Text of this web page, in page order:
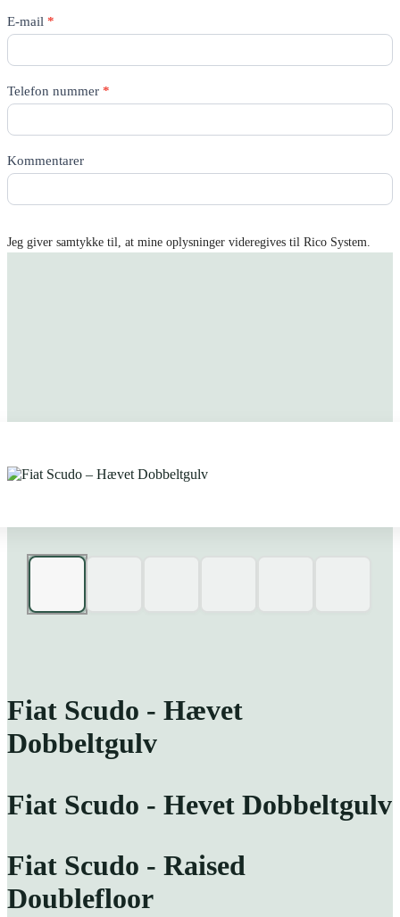
E-mail *
Telefon nummer *
Kommentarer
Jeg giver samtykke til, at mine oplysninger videregives til Rico System.
Fiat Scudo - Hævet
Dobbeltgulv
Fiat Scudo - Hevet Dobbeltgulv
Fiat Scudo - Raised
Doublefloor